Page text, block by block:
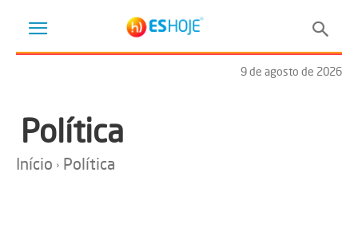
9 de agosto de 2026
Política
Início Política